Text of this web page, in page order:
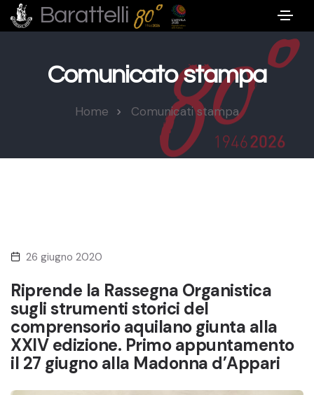
Barattelli
Comunicato stampa
Home Comunicati stampa
26 giugno 2020
Riprende la Rassegna Organistica
sugli strumenti storici del
comprensorio aquilano giunta alla
XXIV edizione. Primo appuntamento
il 27 giugno alla Madonna d’Appari